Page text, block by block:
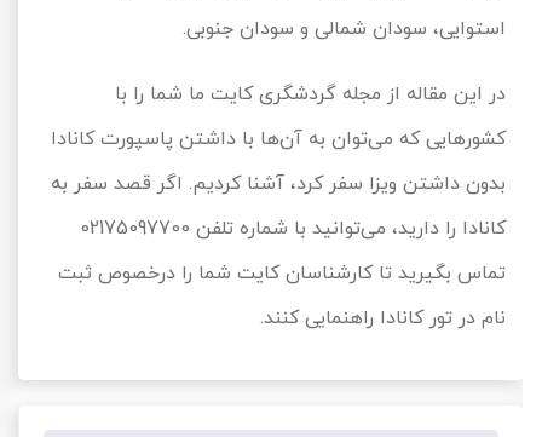
استوایی، سودان شمالی و سودان جنوبی.
در این مقاله از مجله گردشگری کایت ما شما را با
کشورهایی که می‌توان به آن‌ها با داشتن پاسپورت کانادا
بدون داشتن ویزا سفر کرد، آشنا کردیم. اگر قصد سفر به
کانادا را دارید، می‌توانید با شماره تلفن 02175097700
تماس بگیرید تا کارشناسان کایت شما را درخصوص ثبت
نام در تور کانادا راهنمایی کنند.